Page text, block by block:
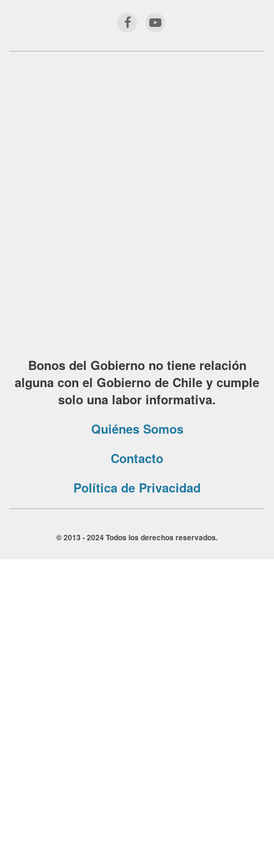
Bonos del Gobierno no tiene relación
alguna con el Gobierno de Chile y cumple
solo una labor informativa.
Quiénes Somos
Contacto
Política de Privacidad
© 2013 - 2024 Todos los derechos reservados.